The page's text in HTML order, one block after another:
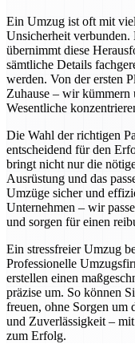
Ein Umzug ist oft mit
Unsicherheit
übernimmt diese
sämtliche Details
werden. Von der ersten
Zuhause – wir kümmern
Wesentliche
Die Wahl der richtigen
entscheidend für den
bringt nicht nur die
Ausrüstung und das
Umzüge sicher und
Unternehmen – wir
und sorgen für einen
Ein stressfreier Umzug
Professionelle
erstellen einen
präzise um. So können
freuen, ohne Sorgen um
und Zuverlässigkeit –
zum Erfolg.